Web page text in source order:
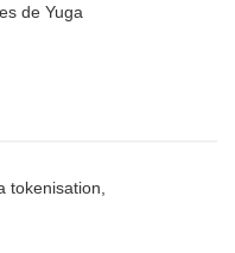
de Yuga
tokenisation,